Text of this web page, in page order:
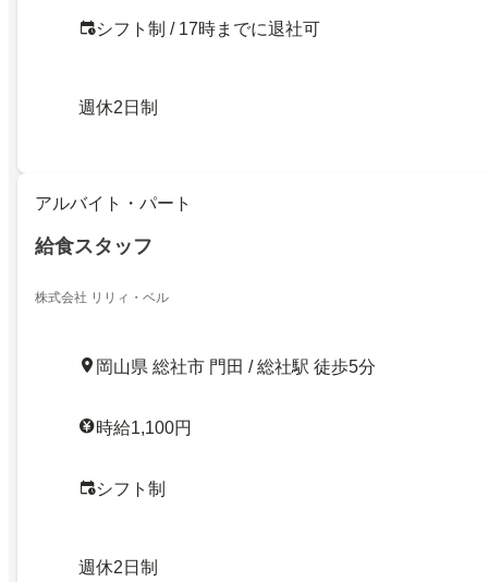
シフト制 / 17時までに退社可
週休2日制
アルバイト・パート
給食スタッフ
株式会社 リリィ・ベル
岡山県 総社市 門田 / 総社駅 徒歩5分
時給1,100円
シフト制
週休2日制